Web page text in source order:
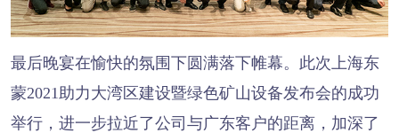
最后晚宴在愉快的氛围下圆满落下帷幕。此次上海东
蒙2021助力大湾区建设暨绿色矿山设备发布会的成功
举行，进一步拉近了公司与广东客户的距离，加深了